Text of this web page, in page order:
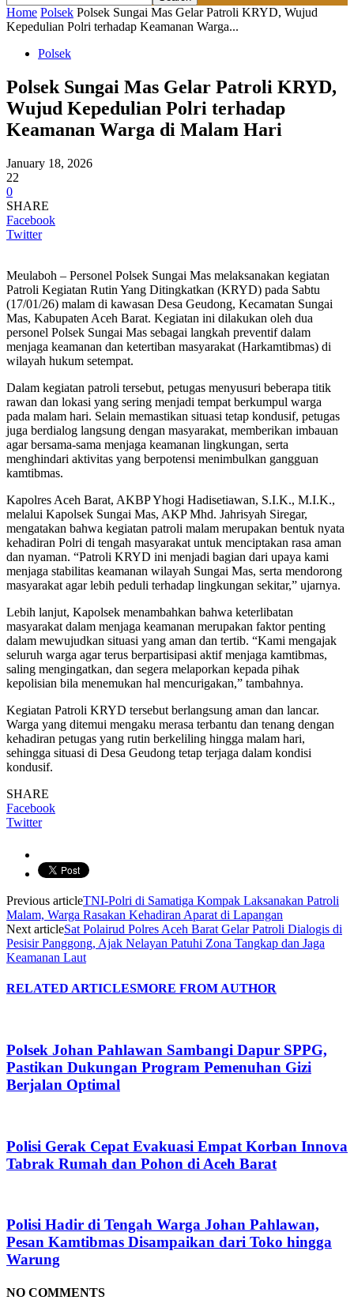
Home Polsek Polsek Sungai Mas Gelar Patroli KRYD, Wujud
Kepedulian Polri terhadap Keamanan Warga...
Polsek
Polsek Sungai Mas Gelar Patroli KRYD,
Wujud Kepedulian Polri terhadap
Keamanan Warga di Malam Hari
January 18, 2026
22
0
SHARE
Facebook
Twitter
Meulaboh – Personel Polsek Sungai Mas melaksanakan kegiatan
Patroli Kegiatan Rutin Yang Ditingkatkan (KRYD) pada Sabtu
(17/01/26) malam di kawasan Desa Geudong, Kecamatan Sungai
Mas, Kabupaten Aceh Barat. Kegiatan ini dilakukan oleh dua
personel Polsek Sungai Mas sebagai langkah preventif dalam
menjaga keamanan dan ketertiban masyarakat (Harkamtibmas) di
wilayah hukum setempat.
Dalam kegiatan patroli tersebut, petugas menyusuri beberapa titik
rawan dan lokasi yang sering menjadi tempat berkumpul warga
pada malam hari. Selain memastikan situasi tetap kondusif, petugas
juga berdialog langsung dengan masyarakat, memberikan imbauan
agar bersama-sama menjaga keamanan lingkungan, serta
menghindari aktivitas yang berpotensi menimbulkan gangguan
kamtibmas.
Kapolres Aceh Barat, AKBP Yhogi Hadisetiawan, S.I.K., M.I.K.,
melalui Kapolsek Sungai Mas, AKP Mhd. Jahrisyah Siregar,
mengatakan bahwa kegiatan patroli malam merupakan bentuk nyata
kehadiran Polri di tengah masyarakat untuk menciptakan rasa aman
dan nyaman. “Patroli KRYD ini menjadi bagian dari upaya kami
menjaga stabilitas keamanan wilayah Sungai Mas, serta mendorong
masyarakat agar lebih peduli terhadap lingkungan sekitar,” ujarnya.
Lebih lanjut, Kapolsek menambahkan bahwa keterlibatan
masyarakat dalam menjaga keamanan merupakan faktor penting
dalam mewujudkan situasi yang aman dan tertib. “Kami mengajak
seluruh warga agar terus berpartisipasi aktif menjaga kamtibmas,
saling mengingatkan, dan segera melaporkan kepada pihak
kepolisian bila menemukan hal mencurigakan,” tambahnya.
Kegiatan Patroli KRYD tersebut berlangsung aman dan lancar.
Warga yang ditemui mengaku merasa terbantu dan tenang dengan
kehadiran petugas yang rutin berkeliling hingga malam hari,
sehingga situasi di Desa Geudong tetap terjaga dalam kondisi
kondusif.
SHARE
Facebook
Twitter
Previous articleTNI-Polri di Samatiga Kompak Laksanakan Patroli
Malam, Warga Rasakan Kehadiran Aparat di Lapangan
Next articleSat Polairud Polres Aceh Barat Gelar Patroli Dialogis di
Pesisir Panggong, Ajak Nelayan Patuhi Zona Tangkap dan Jaga
Keamanan Laut
RELATED ARTICLESMORE FROM AUTHOR
Polsek Johan Pahlawan Sambangi Dapur SPPG,
Pastikan Dukungan Program Pemenuhan Gizi
Berjalan Optimal
Polisi Gerak Cepat Evakuasi Empat Korban Innova
Tabrak Rumah dan Pohon di Aceh Barat
Polisi Hadir di Tengah Warga Johan Pahlawan,
Pesan Kamtibmas Disampaikan dari Toko hingga
Warung
NO COMMENTS